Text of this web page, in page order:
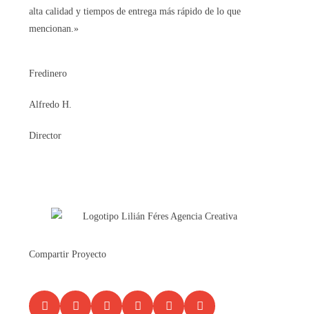
alta calidad y tiempos de entrega más rápido de lo que
mencionan.»
Fredinero
Alfredo H.
Director
Compartir Proyecto